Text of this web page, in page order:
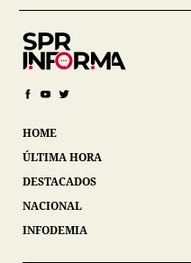
HOME
ÚLTIMA HORA
DESTACADOS
NACIONAL
INFODEMIA